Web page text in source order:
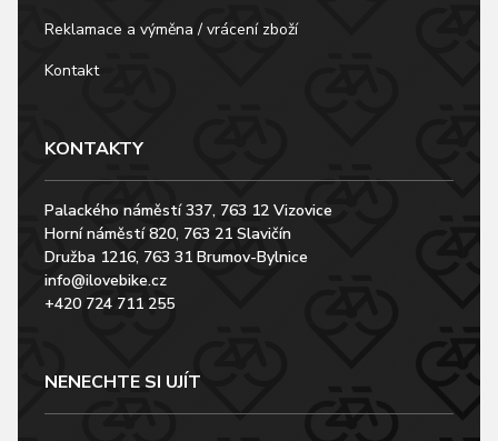
Reklamace a výměna / vrácení zboží
Kontakt
KONTAKTY
Palackého náměstí 337, 763 12 Vizovice
Horní náměstí 820, 763 21 Slavičín
Družba 1216, 763 31 Brumov-Bylnice
info@ilovebike.cz
+420 724 711 255
NENECHTE SI UJÍT